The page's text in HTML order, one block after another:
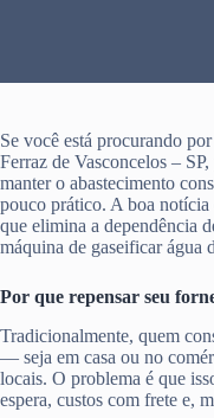
Se você está procurando
Ferraz de Vasconcelos –
manter o abastecimento
pouco prático. A boa notícia
que elimina a dependência
máquina de gaseificar água
Por que repensar seu
Tradicionalmente, quem
— seja em casa ou no
locais. O problema é que
espera, custos com frete e,